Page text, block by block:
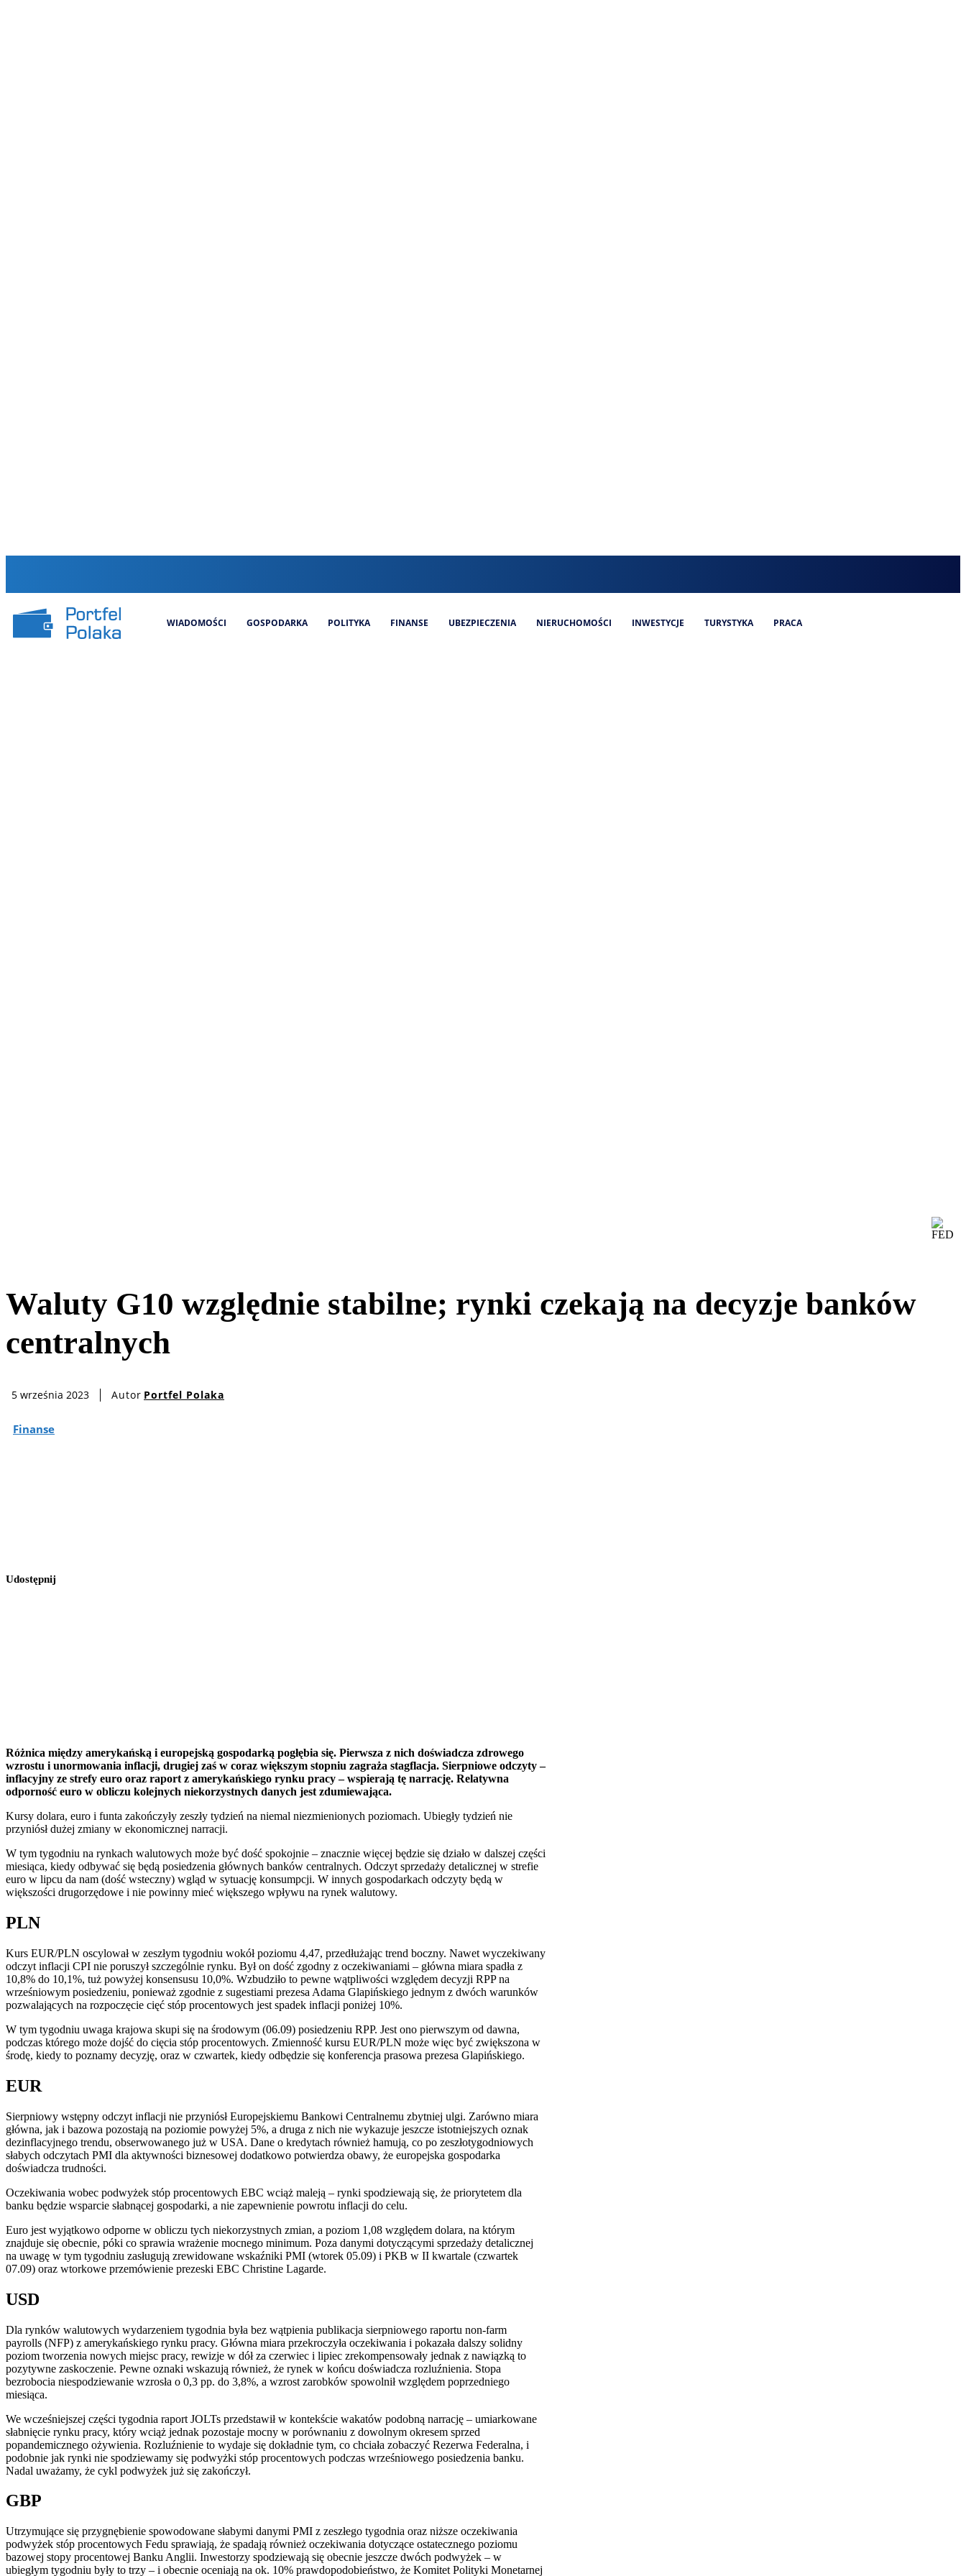
WIADOMOŚCI GOSPODARKA POLITYKA FINANSE UBEZPIECZENIA NIERUCHOMOŚCI INWESTYCJE TURYSTYKA PRACA
Waluty G10 względnie stabilne; rynki czekają na decyzje banków
centralnych
5 września 2023 Autor Portfel Polaka
Finanse
Udostępnij
Różnica między amerykańską i europejską gospodarką pogłębia się. Pierwsza z nich doświadcza zdrowego
wzrostu i unormowania inflacji, drugiej zaś w coraz większym stopniu zagraża stagflacja. Sierpniowe odczyty –
inflacyjny ze strefy euro oraz raport z amerykańskiego rynku pracy – wspierają tę narrację. Relatywna
odporność euro w obliczu kolejnych niekorzystnych danych jest zdumiewająca.
Kursy dolara, euro i funta zakończyły zeszły tydzień na niemal niezmienionych poziomach. Ubiegły tydzień nie
przyniósł dużej zmiany w ekonomicznej narracji.
W tym tygodniu na rynkach walutowych może być dość spokojnie – znacznie więcej będzie się działo w dalszej części
miesiąca, kiedy odbywać się będą posiedzenia głównych banków centralnych. Odczyt sprzedaży detalicznej w strefie
euro w lipcu da nam (dość wsteczny) wgląd w sytuację konsumpcji. W innych gospodarkach odczyty będą w
większości drugorzędowe i nie powinny mieć większego wpływu na rynek walutowy.
PLN
Kurs EUR/PLN oscylował w zeszłym tygodniu wokół poziomu 4,47, przedłużając trend boczny. Nawet wyczekiwany
odczyt inflacji CPI nie poruszył szczególnie rynku. Był on dość zgodny z oczekiwaniami – główna miara spadła z
10,8% do 10,1%, tuż powyżej konsensusu 10,0%. Wzbudziło to pewne wątpliwości względem decyzji RPP na
wrześniowym posiedzeniu, ponieważ zgodnie z sugestiami prezesa Adama Glapińskiego jednym z dwóch warunków
pozwalających na rozpoczęcie cięć stóp procentowych jest spadek inflacji poniżej 10%.
W tym tygodniu uwaga krajowa skupi się na środowym (06.09) posiedzeniu RPP. Jest ono pierwszym od dawna,
podczas którego może dojść do cięcia stóp procentowych. Zmienność kursu EUR/PLN może więc być zwiększona w
środę, kiedy to poznamy decyzję, oraz w czwartek, kiedy odbędzie się konferencja prasowa prezesa Glapińskiego.
EUR
Sierpniowy wstępny odczyt inflacji nie przyniósł Europejskiemu Bankowi Centralnemu zbytniej ulgi. Zarówno miara
główna, jak i bazowa pozostają na poziomie powyżej 5%, a druga z nich nie wykazuje jeszcze istotniejszych oznak
dezinflacyjnego trendu, obserwowanego już w USA. Dane o kredytach również hamują, co po zeszłotygodniowych
słabych odczytach PMI dla aktywności biznesowej dodatkowo potwierdza obawy, że europejska gospodarka
doświadcza trudności.
Oczekiwania wobec podwyżek stóp procentowych EBC wciąż maleją – rynki spodziewają się, że priorytetem dla
banku będzie wsparcie słabnącej gospodarki, a nie zapewnienie powrotu inflacji do celu.
Euro jest wyjątkowo odporne w obliczu tych niekorzystnych zmian, a poziom 1,08 względem dolara, na którym
znajduje się obecnie, póki co sprawia wrażenie mocnego minimum. Poza danymi dotyczącymi sprzedaży detalicznej
na uwagę w tym tygodniu zasługują zrewidowane wskaźniki PMI (wtorek 05.09) i PKB w II kwartale (czwartek
07.09) oraz wtorkowe przemówienie prezeski EBC Christine Lagarde.
USD
Dla rynków walutowych wydarzeniem tygodnia była bez wątpienia publikacja sierpniowego raportu non-farm
payrolls (NFP) z amerykańskiego rynku pracy. Główna miara przekroczyła oczekiwania i pokazała dalszy solidny
poziom tworzenia nowych miejsc pracy, rewizje w dół za czerwiec i lipiec zrekompensowały jednak z nawiązką to
pozytywne zaskoczenie. Pewne oznaki wskazują również, że rynek w końcu doświadcza rozluźnienia. Stopa
bezrobocia niespodziewanie wzrosła o 0,3 pp. do 3,8%, a wzrost zarobków spowolnił względem poprzedniego
miesiąca.
We wcześniejszej części tygodnia raport JOLTs przedstawił w kontekście wakatów podobną narrację – umiarkowane
słabnięcie rynku pracy, który wciąż jednak pozostaje mocny w porównaniu z dowolnym okresem sprzed
popandemicznego ożywienia. Rozluźnienie to wydaje się dokładnie tym, co chciała zobaczyć Rezerwa Federalna, i
podobnie jak rynki nie spodziewamy się podwyżki stóp procentowych podczas wrześniowego posiedzenia banku.
Nadal uważamy, że cykl podwyżek już się zakończył.
GBP
Utrzymujące się przygnębienie spowodowane słabymi danymi PMI z zeszłego tygodnia oraz niższe oczekiwania
podwyżek stóp procentowych Fedu sprawiają, że spadają również oczekiwania dotyczące ostatecznego poziomu
bazowej stopy procentowej Banku Anglii. Inwestorzy spodziewają się obecnie jeszcze dwóch podwyżek – w
ubiegłym tygodniu były to trzy – i obecnie oceniają na ok. 10% prawdopodobieństwo, że Komitet Polityki Monetarnej